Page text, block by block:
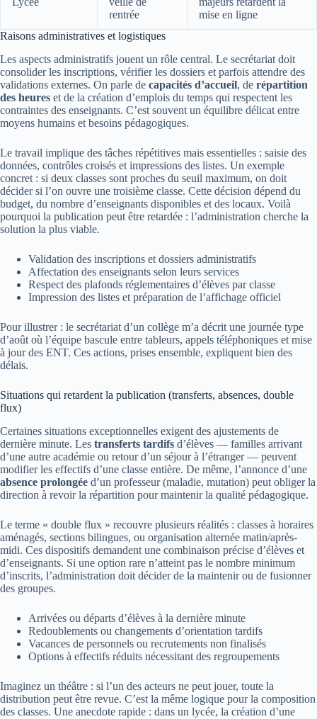
rentrée
mise en ligne
Raisons administratives et logistiques
Les aspects administratifs jouent un rôle central. Le secrétariat doit
consolider les inscriptions, vérifier les dossiers et parfois attendre des
validations externes. On parle de capacités d’accueil, de répartition
des heures et de la création d’emplois du temps qui respectent les
contraintes des enseignants. C’est souvent un équilibre délicat entre
moyens humains et besoins pédagogiques.
Le travail implique des tâches répétitives mais essentielles : saisie des
données, contrôles croisés et impressions des listes. Un exemple
concret : si deux classes sont proches du seuil maximum, on doit
décider si l’on ouvre une troisième classe. Cette décision dépend du
budget, du nombre d’enseignants disponibles et des locaux. Voilà
pourquoi la publication peut être retardée : l’administration cherche la
solution la plus viable.
Validation des inscriptions et dossiers administratifs
Affectation des enseignants selon leurs services
Respect des plafonds réglementaires d’élèves par classe
Impression des listes et préparation de l’affichage officiel
Pour illustrer : le secrétariat d’un collège m’a décrit une journée type
d’août où l’équipe bascule entre tableurs, appels téléphoniques et mise
à jour des ENT. Ces actions, prises ensemble, expliquent bien des
délais.
Situations qui retardent la publication (transferts, absences, double
flux)
Certaines situations exceptionnelles exigent des ajustements de
dernière minute. Les transferts tardifs d’élèves — familles arrivant
d’une autre académie ou retour d’un séjour à l’étranger — peuvent
modifier les effectifs d’une classe entière. De même, l’annonce d’une
absence prolongée d’un professeur (maladie, mutation) peut obliger la
direction à revoir la répartition pour maintenir la qualité pédagogique.
Le terme « double flux » recouvre plusieurs réalités : classes à horaires
aménagés, sections bilingues, ou organisation alternée matin/après-
midi. Ces dispositifs demandent une combinaison précise d’élèves et
d’enseignants. Si une option rare n’atteint pas le nombre minimum
d’inscrits, l’administration doit décider de la maintenir ou de fusionner
des groupes.
Arrivées ou départs d’élèves à la dernière minute
Redoublements ou changements d’orientation tardifs
Vacances de personnels ou recrutements non finalisés
Options à effectifs réduits nécessitant des regroupements
Imaginez un théâtre : si l’un des acteurs ne peut jouer, toute la
distribution peut être revue. C’est la même logique pour la composition
des classes. Une anecdote rapide : dans un lycée, la création d’une